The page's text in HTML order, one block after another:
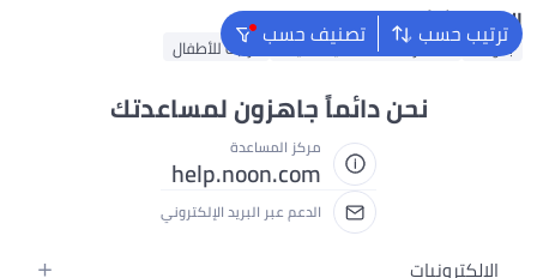
ترتيب حسب تصنيف حسب البحث الشائع
بالونات مستلزمات حفلة عيد الميلاد دراجة للأطفال
نحن دائماً جاهزون لمساعدتك
مركز المساعدة
help.noon.com
الدعم عبر البريد الإلكتروني
الإلكترونيات